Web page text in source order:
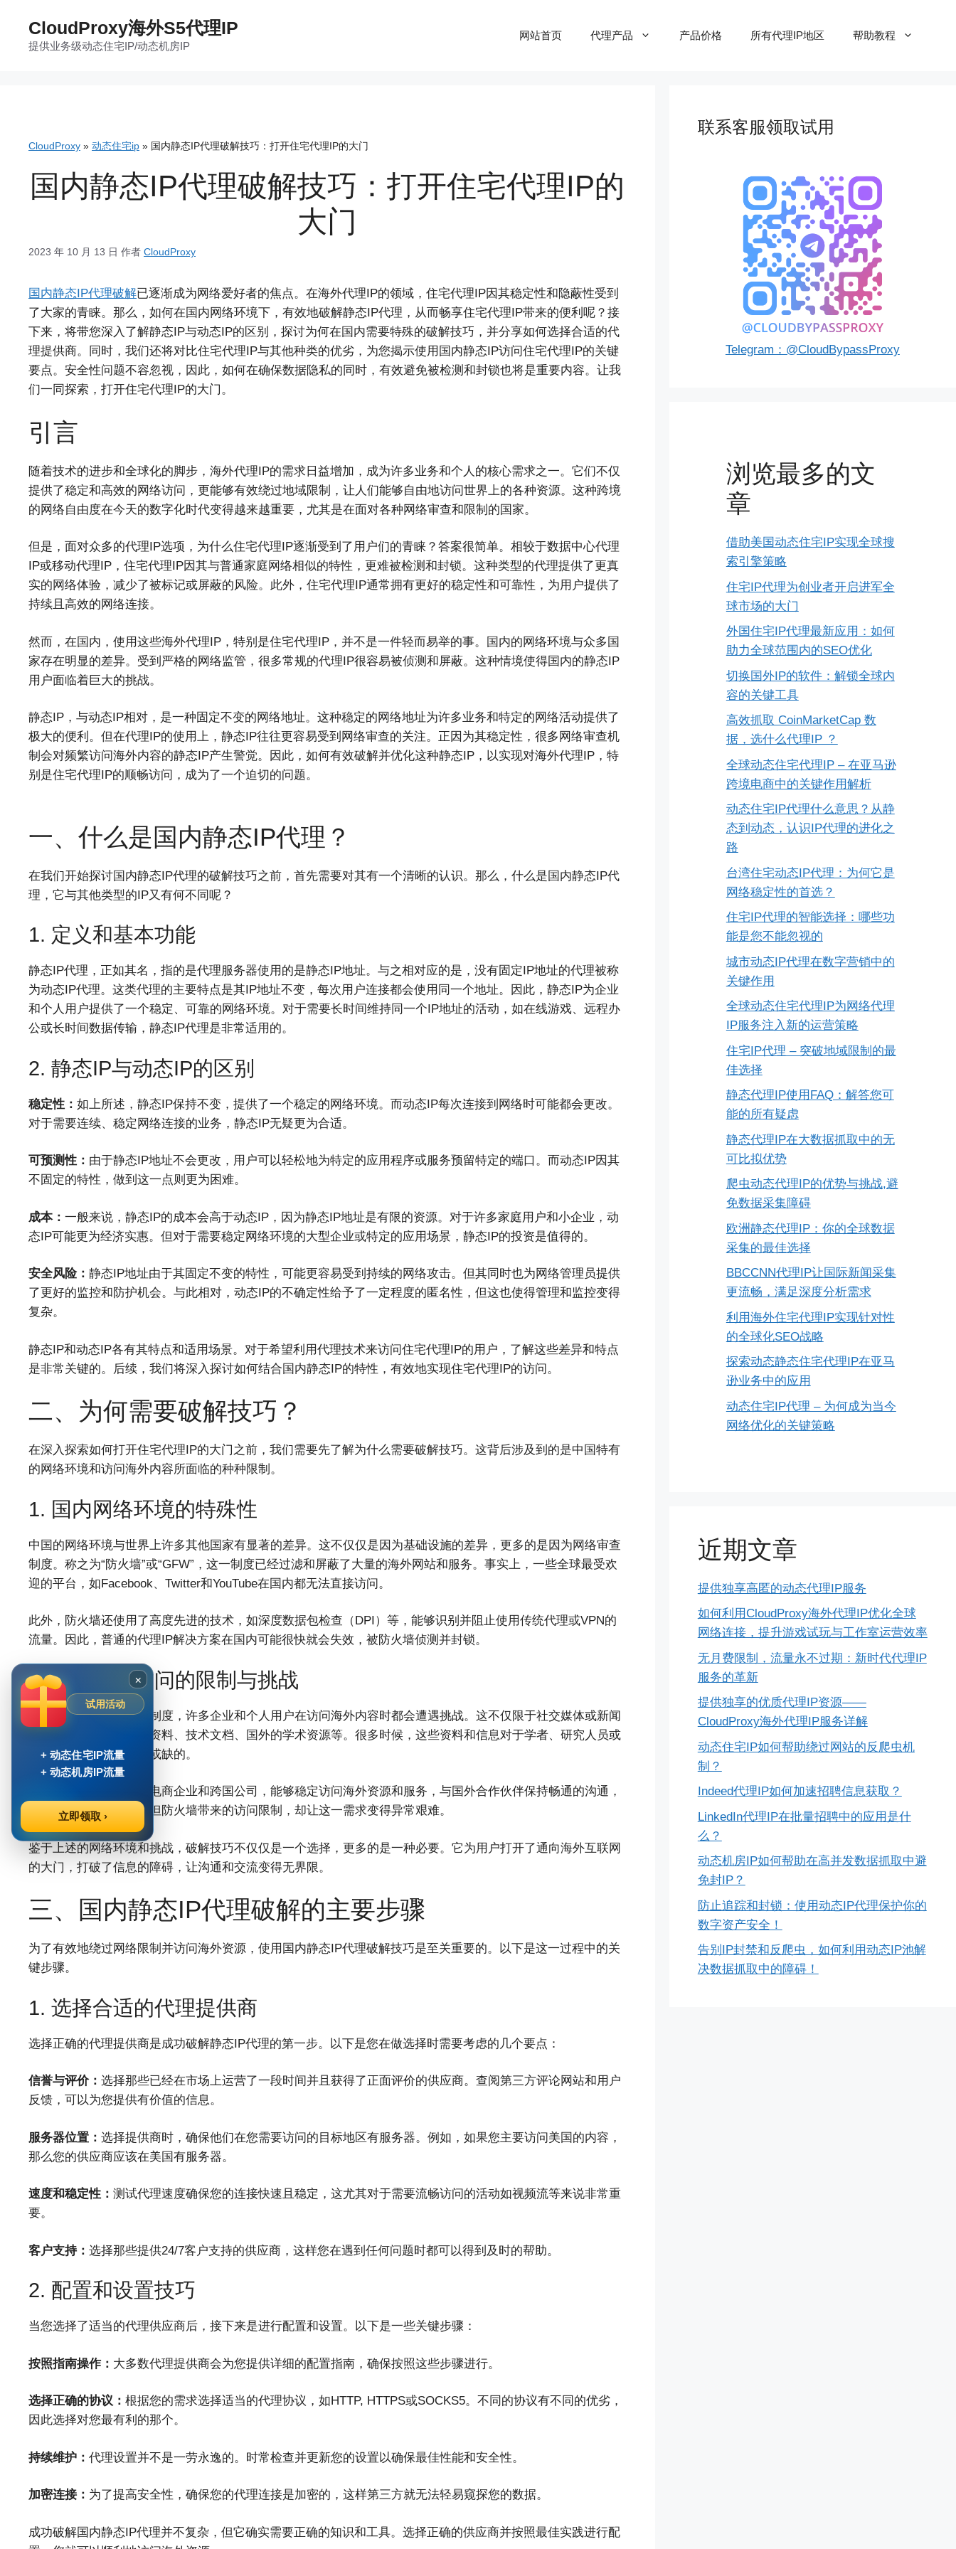
CloudProxy海外S5代理IP
提供业务级动态住宅IP/动态机房IP
网站首页 代理产品 产品价格 所有代理IP地区 帮助教程
CloudProxy » 动态住宅ip » 国内静态IP代理破解技巧：打开住宅代理IP的大门
国内静态IP代理破解技巧：打开住宅代理IP的
大门
2023 年 10 月 13 日 作者 CloudProxy
国内静态IP代理破解已逐渐成为网络爱好者的焦点。在海外代理IP的领域，住宅代理IP因其稳定性和隐蔽性受到
了大家的青睐。那么，如何在国内网络环境下，有效地破解静态IP代理，从而畅享住宅代理IP带来的便利呢？接
下来，将带您深入了解静态IP与动态IP的区别，探讨为何在国内需要特殊的破解技巧，并分享如何选择合适的代
理提供商。同时，我们还将对比住宅代理IP与其他种类的优劣，为您揭示使用国内静态IP访问住宅代理IP的关键
要点。安全性问题不容忽视，因此，如何在确保数据隐私的同时，有效避免被检测和封锁也将是重要内容。让我
们一同探索，打开住宅代理IP的大门。
引言
随着技术的进步和全球化的脚步，海外代理IP的需求日益增加，成为许多业务和个人的核心需求之一。它们不仅
提供了稳定和高效的网络访问，更能够有效绕过地域限制，让人们能够自由地访问世界上的各种资源。这种跨境
的网络自由度在今天的数字化时代变得越来越重要，尤其是在面对各种网络审查和限制的国家。
但是，面对众多的代理IP选项，为什么住宅代理IP逐渐受到了用户们的青睐？答案很简单。相较于数据中心代理
IP或移动代理IP，住宅代理IP因其与普通家庭网络相似的特性，更难被检测和封锁。这种类型的代理提供了更真
实的网络体验，减少了被标记或屏蔽的风险。此外，住宅代理IP通常拥有更好的稳定性和可靠性，为用户提供了
持续且高效的网络连接。
然而，在国内，使用这些海外代理IP，特别是住宅代理IP，并不是一件轻而易举的事。国内的网络环境与众多国
家存在明显的差异。受到严格的网络监管，很多常规的代理IP很容易被侦测和屏蔽。这种情境使得国内的静态IP
用户面临着巨大的挑战。
静态IP，与动态IP相对，是一种固定不变的网络地址。这种稳定的网络地址为许多业务和特定的网络活动提供了
极大的便利。但在代理IP的使用上，静态IP往往更容易受到网络审查的关注。正因为其稳定性，很多网络审查机
制会对频繁访问海外内容的静态IP产生警觉。因此，如何有效破解并优化这种静态IP，以实现对海外代理IP，特
别是住宅代理IP的顺畅访问，成为了一个迫切的问题。
一、什么是国内静态IP代理？
在我们开始探讨国内静态IP代理的破解技巧之前，首先需要对其有一个清晰的认识。那么，什么是国内静态IP代
理，它与其他类型的IP又有何不同呢？
1. 定义和基本功能
静态IP代理，正如其名，指的是代理服务器使用的是静态IP地址。与之相对应的是，没有固定IP地址的代理被称
为动态IP代理。这类代理的主要特点是其IP地址不变，每次用户连接都会使用同一个地址。因此，静态IP为企业
和个人用户提供了一个稳定、可靠的网络环境。对于需要长时间维持同一个IP地址的活动，如在线游戏、远程办
公或长时间数据传输，静态IP代理是非常适用的。
2. 静态IP与动态IP的区别
稳定性： 如上所述，静态IP保持不变，提供了一个稳定的网络环境。而动态IP每次连接到网络时可能都会更改。
对于需要连续、稳定网络连接的业务，静态IP无疑更为合适。
可预测性： 由于静态IP地址不会更改，用户可以轻松地为特定的应用程序或服务预留特定的端口。而动态IP因其
不固定的特性，做到这一点则更为困难。
成本： 一般来说，静态IP的成本会高于动态IP，因为静态IP地址是有限的资源。对于许多家庭用户和小企业，动
态IP可能更为经济实惠。但对于需要稳定网络环境的大型企业或特定的应用场景，静态IP的投资是值得的。
安全风险： 静态IP地址由于其固定不变的特性，可能更容易受到持续的网络攻击。但其同时也为网络管理员提供
了更好的监控和防护机会。与此相对，动态IP的不确定性给予了一定程度的匿名性，但这也使得管理和监控变得
复杂。
静态IP和动态IP各有其特点和适用场景。对于希望利用代理技术来访问住宅代理IP的用户，了解这些差异和特点
是非常关键的。后续，我们将深入探讨如何结合国内静态IP的特性，有效地实现住宅代理IP的访问。
二、为何需要破解技巧？
在深入探索如何打开住宅代理IP的大门之前，我们需要先了解为什么需要破解技巧。这背后涉及到的是中国特有
的网络环境和访问海外内容所面临的种种限制。
1. 国内网络环境的特殊性
中国的网络环境与世界上许多其他国家有显著的差异。这不仅仅是因为基础设施的差异，更多的是因为网络审查
制度。称之为“防火墙”或“GFW”，这一制度已经过滤和屏蔽了大量的海外网站和服务。事实上，一些全球最受欢
迎的平台，如Facebook、Twitter和YouTube在国内都无法直接访问。
此外，防火墙还使用了高度先进的技术，如深度数据包检查（DPI）等，能够识别并阻止使用传统代理或VPN的
流量。因此，普通的代理IP解决方案在国内可能很快就会失效，被防火墙侦测并封锁。
2. 海外内容访问的限制与挑战
正因为上述的网络审查制度，许多企业和个人用户在访问海外内容时都会遭遇挑战。这不仅限于社交媒体或新闻
网站，还包括许多科研资料、技术文档、国外的学术资源等。很多时候，这些资料和信息对于学者、研究人员或
业界人士来说都是不可或缺的。
更进一步，对于国内的电商企业和跨国公司，能够稳定访问海外资源和服务，与国外合作伙伴保持畅通的沟通，
是其日常运营的基础。但防火墙带来的访问限制，却让这一需求变得异常艰难。
鉴于上述的网络环境和挑战，破解技巧不仅仅是一个选择，更多的是一种必要。它为用户打开了通向海外互联网
的大门，打破了信息的障碍，让沟通和交流变得无界限。
三、国内静态IP代理破解的主要步骤
为了有效地绕过网络限制并访问海外资源，使用国内静态IP代理破解技巧是至关重要的。以下是这一过程中的关
键步骤。
1. 选择合适的代理提供商
选择正确的代理提供商是成功破解静态IP代理的第一步。以下是您在做选择时需要考虑的几个要点：
信誉与评价： 选择那些已经在市场上运营了一段时间并且获得了正面评价的供应商。查阅第三方评论网站和用户
反馈，可以为您提供有价值的信息。
服务器位置： 选择提供商时，确保他们在您需要访问的目标地区有服务器。例如，如果您主要访问美国的内容，
那么您的供应商应该在美国有服务器。
速度和稳定性： 测试代理速度确保您的连接快速且稳定，这尤其对于需要流畅访问的活动如视频流等来说非常重
要。
客户支持： 选择那些提供24/7客户支持的供应商，这样您在遇到任何问题时都可以得到及时的帮助。
2. 配置和设置技巧
当您选择了适当的代理供应商后，接下来是进行配置和设置。以下是一些关键步骤：
按照指南操作： 大多数代理提供商会为您提供详细的配置指南，确保按照这些步骤进行。
选择正确的协议： 根据您的需求选择适当的代理协议，如HTTP, HTTPS或SOCKS5。不同的协议有不同的优劣，
因此选择对您最有利的那个。
持续维护： 代理设置并不是一劳永逸的。时常检查并更新您的设置以确保最佳性能和安全性。
加密连接： 为了提高安全性，确保您的代理连接是加密的，这样第三方就无法轻易窥探您的数据。
成功破解国内静态IP代理并不复杂，但它确实需要正确的知识和工具。选择正确的供应商并按照最佳实践进行配
联系客服领取试用
Telegram：@CloudBypassProxy
浏览最多的文
章
借助美国动态住宅IP实现全球搜
索引擎策略
住宅IP代理为创业者开启进军全
球市场的大门
外国住宅IP代理最新应用：如何
助力全球范围内的SEO优化
切换国外IP的软件：解锁全球内
容的关键工具
高效抓取 CoinMarketCap 数
据，选什么代理IP ？
全球动态住宅代理IP – 在亚马逊
跨境电商中的关键作用解析
动态住宅IP代理什么意思？从静
态到动态，认识IP代理的进化之
路
台湾住宅动态IP代理：为何它是
网络稳定性的首选？
住宅IP代理的智能选择：哪些功
能是您不能忽视的
城市动态IP代理在数字营销中的
关键作用
全球动态住宅代理IP为网络代理
IP服务注入新的运营策略
住宅IP代理 – 突破地域限制的最
佳选择
静态代理IP使用FAQ：解答您可
能的所有疑虑
静态代理IP在大数据抓取中的无
可比拟优势
爬虫动态代理IP的优势与挑战,避
免数据采集障碍
欧洲静态代理IP：你的全球数据
采集的最佳选择
BBCCNN代理IP让国际新闻采集
更流畅，满足深度分析需求
利用海外住宅代理IP实现针对性
的全球化SEO战略
探索动态静态住宅代理IP在亚马
逊业务中的应用
动态住宅IP代理 – 为何成为当今
网络优化的关键策略
近期文章
提供独享高匿的动态代理IP服务
如何利用CloudProxy海外代理IP优化全球
网络连接，提升游戏试玩与工作室运营效率
无月费限制，流量永不过期：新时代代理IP
服务的革新
提供独享的优质代理IP资源——
CloudProxy海外代理IP服务详解
动态住宅IP如何帮助绕过网站的反爬虫机
制？
Indeed代理IP如何加速招聘信息获取？
LinkedIn代理IP在批量招聘中的应用是什
么？
动态机房IP如何帮助在高并发数据抓取中避
免封IP？
防止追踪和封锁：使用动态IP代理保护你的
数字资产安全！
告别IP封禁和反爬虫，如何利用动态IP池解
决数据抓取中的障碍！
×
试用活动
+ 动态住宅IP流量
+ 动态机房IP流量
立即领取 ›